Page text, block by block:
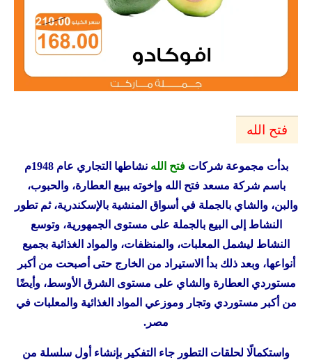
فتح الله
بدأت مجموعة شركاتفتح الله
نشاطها التجاري عام 1948م
باسم شركة مسعد فتح الله وإخوته ببيع العطارة، والحبوب،
والبن، والشاي بالجملة في أسواق المنشية بالإسكندرية، ثم تطور
النشاط إلى البيع بالجملة على مستوى الجمهورية، وتوسع
النشاط ليشمل المعلبات، والمنظفات، والمواد الغذائية بجميع
أنواعها، وبعد ذلك بدأ الاستيراد من الخارج حتى أصبحت من أكبر
مستوردي العطارة والشاي على مستوى الشرق الأوسط، وأيضًا
من أكبر مستوردي وتجار وموزعي المواد الغذائية والمعلبات في
مصر.
واستكمالًا لحلقات التطور جاء التفكير بإنشاء أول سلسلة من